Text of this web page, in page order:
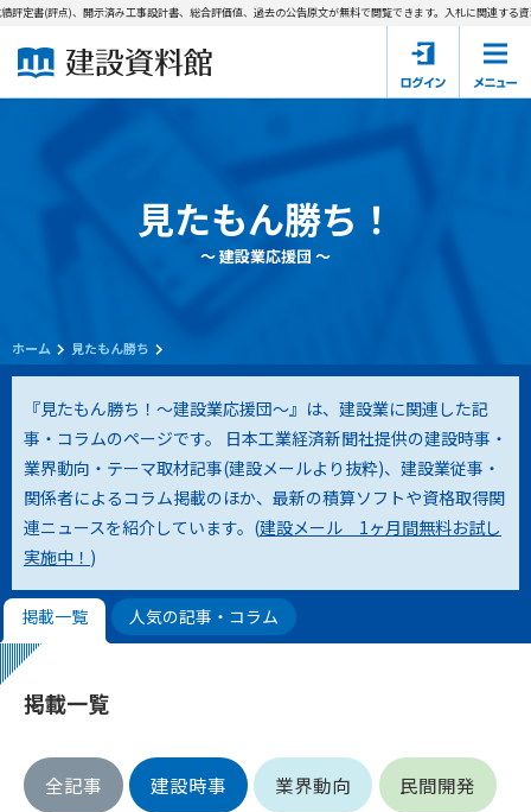
建設資料館とは
国土交通省の入札資料
会員登録について
サポーター会員一覧
会社概要 お問い合わせ
個人情報保護方針
会員規約
書(評点)、開示済み工事設計書、総合評価値、過去の公告原文が無料で閲覧できます。入札に関連する資料
見たもん勝ち！
～ 建設業応援団 ～
ホーム 見たもん勝ち
『見たもん勝ち！～建設業応援団～』は、建設業に関連した記
事・コラムのページです。 日本工業経済新聞社提供の建設時事・
業界動向・テーマ取材記事(建設メールより抜粋)、建設業従事・
関係者によるコラム掲載のほか、最新の積算ソフトや資格取得関
連ニュースを紹介しています。(建設メール 1ヶ月間無料お試し
実施中！ )
掲載一覧 人気の記事・コラム
掲載一覧
全記事 建設時事 業界動向 民間開発
会員サービスの利用条件等について定めるものです。
2. 管理者が建設資料館WEB上で随時掲載するルールは本規約の
一部を構成するものとします。
第2条（規約の変更）
本規約は、会員の了承を得ることなく、随時変更されることが
あります。変更内容は、建設資料館WEB上に表示した時点で直
ちに全ての会員が了承したものとみなします。
会員とは、本規約を承諾の上、所定の会員申込手続きを完了
後、管理者がこれを承認した者をいいます。
第4条（会員の定義と登録）
1. 管理者は前条により審査の結果、会員申込みをした者が以下
員としての権限を承認しないことがあります。
(1) 会員申し込みをした者が実在しなかった場合